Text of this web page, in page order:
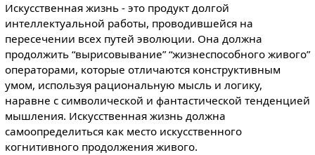
Искусственная жизнь - это продукт долгой
интеллектуальной работы, проводившейся на
пересечении всех путей эволюции. Она должна
продолжить “вырисовывание” “жизнеспособного живого”
операторами, которые отличаются конструктивным
умом, используя рациональную мысль и логику,
наравне с символической и фантастической тенденцией
мышления. Искусственная жизнь должна
самоопределиться как место искусственного
когнитивного продолжения живого.